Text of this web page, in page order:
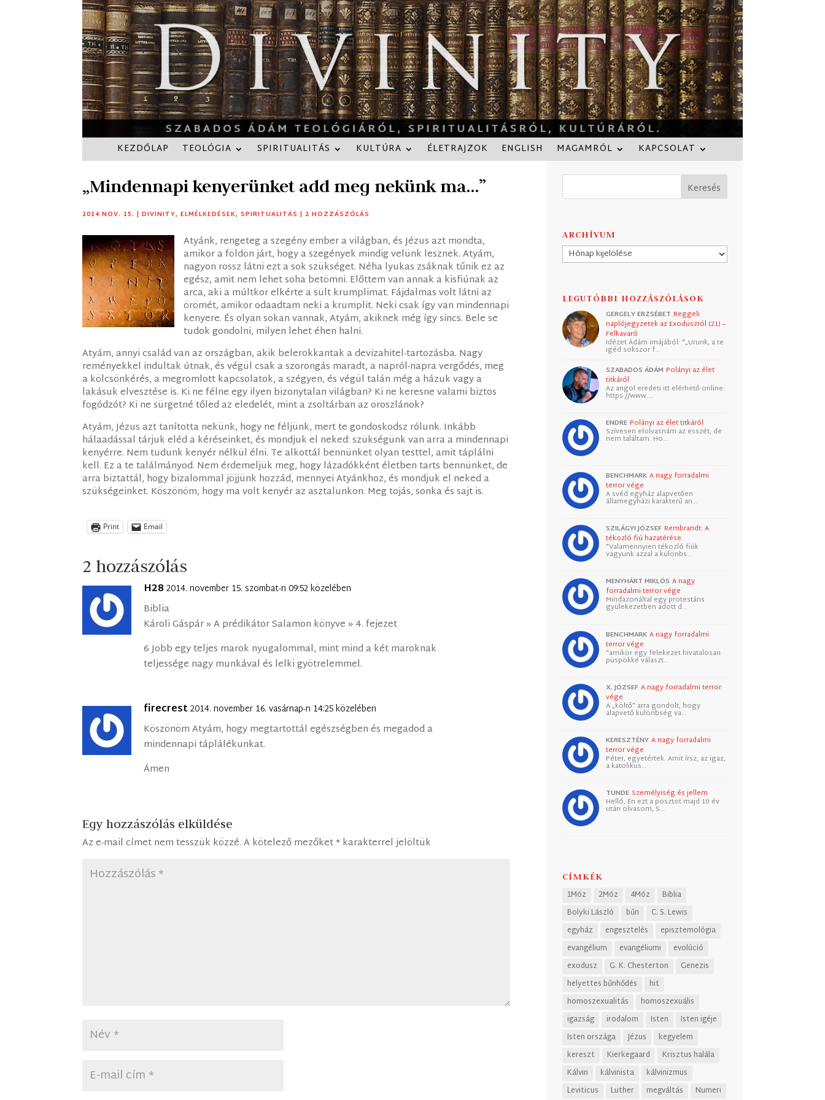
KEZDŐLAP TEOLÓGIA SPIRITUALITÁS KULTÚRA ÉLETRAJZOK ENGLISH MAGAMRÓL KAPCSOLAT
„Mindennapi kenyerünket add meg nekünk ma…”
2014 NOV. 15. |DIVINITY,ELMÉLKEDÉSEK,SPIRITUALITÁS | 2 HOZZÁSZÓLÁS
Atyánk, rengeteg a szegény ember a világban, és Jézus azt mondta,
amikor a földön járt, hogy a szegények mindig velünk lesznek. Atyám,
nagyon rossz látni ezt a sok szükséget. Néha lyukas zsáknak tűnik ez az
egész, amit nem lehet soha betömni. Előttem van annak a kisfiúnak az
arca, aki a múltkor elkérte a sült krumplimat. Fájdalmas volt látni az
örömét, amikor odaadtam neki a krumplit. Neki csak így van mindennapi
kenyere. És olyan sokan vannak, Atyám, akiknek még így sincs. Bele se
tudok gondolni, milyen lehet éhen halni.
Atyám, annyi család van az országban, akik belerokkantak a devizahitel-tartozásba. Nagy
reményekkel indultak útnak, és végül csak a szorongás maradt, a napról-napra vergődés, meg
a kölcsönkérés, a megromlott kapcsolatok, a szégyen, és végül talán még a házuk vagy a
lakásuk elvesztése is. Ki ne félne egy ilyen bizonytalan világban? Ki ne keresne valami biztos
fogódzót? Ki ne sürgetné tőled az eledelét, mint a zsoltárban az oroszlánok?
Atyám, Jézus azt tanította nekünk, hogy ne féljünk, mert te gondoskodsz rólunk. Inkább
hálaadással tárjuk eléd a kéréseinket, és mondjuk el neked: szükségünk van arra a mindennapi
kenyérre. Nem tudunk kenyér nélkül élni. Te alkottál bennünket olyan testtel, amit táplálni
kell. Ez a te találmányod. Nem érdemeljük meg, hogy lázadókként életben tarts bennünket, de
arra biztattál, hogy bizalommal jöjjünk hozzád, mennyei Atyánkhoz, és mondjuk el neked a
szükségeinket. Köszönöm, hogy ma volt kenyér az asztalunkon. Meg tojás, sonka és sajt is.
Print Email
2 hozzászólás
H28 2014. november 15. szombat-n 09:52 közelében
Biblia
Károli Gáspár » A prédikátor Salamon könyve » 4. fejezet
6 Jobb egy teljes marok nyugalommal, mint mind a két maroknak
teljessége nagy munkával és lelki gyötrelemmel.
firecrest2014. november 16. vasárnap-n 14:25 közelében
Köszönöm Atyám, hogy megtartottál egészségben és megadod a
mindennapi táplálékunkat.
Ámen
Egy hozzászólás elküldése
Az e-mail címet nem tesszük közzé. A kötelező mezőket*karakterrel jelöltük
ARCHÍVUM
Archívum
LEGUTÓBBI HOZZÁSZÓLÁSOK
GERGELY ERZSÉBET Reggeli
naplójegyzetek az Exoduszról (21) –
Felkavaró
Idézet Ádám imájából: "„Urunk, a te
igéd sokszor f…
SZABADOS ÁDÁM Polányi az élet
titkáról
Az angol eredeti itt elérhető online:
https://www.…
ENDRE Polányi az élet titkáról
Szívesen elolvasnám az esszét, de
nem találtam. Ho…
BENCHMARK A nagy forradalmi
terror vége
A svéd egyház alapvetően
államegyházi karakterű an…
SZILÁGYI JÓZSEF Rembrandt: A
tékozló fiú hazatérése
"Valamennyien tékozló fiúk
vagyunk azzal a különbs…
MENYHÁRT MIKLÓS A nagy
forradalmi terror vége
Mindazonáltal egy protestáns
gyülekezetben adott d…
BENCHMARK A nagy forradalmi
terror vége
"amikor egy felekezet hivatalosan
püspökké választ…
X. JÓZSEF A nagy forradalmi terror
vége
A „költő” arra gondolt, hogy
alapvető különbség va…
KERESZTÉNY A nagy forradalmi
terror vége
Péter, egyetértek. Amit írsz, az igaz,
a katolikus…
TUNDE Személyiség és jellem
Helló, Én ezt a posztot majd 10 év
után olvasom, S…
CÍMKÉK
1Móz 2Móz 4Móz
Biblia
Bolyki László
bűn
C. S. Lewis
egyház
engesztelés
episztemológia
evangélium
evangéliumi
evolúció
exodusz
G. K. Chesterton
Genezis
helyettes bűnhődés
hit
homoszexualitás
homoszexuális
igazság
irodalom Isten
Isten igéje
Isten országa
Jézus
kegyelem
kereszt
Kierkegaard
Krisztus halála
Kálvin
kálvinista
kálvinizmus
Leviticus
Luther megváltás Numeri